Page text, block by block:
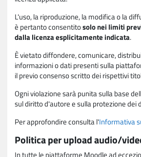
L'uso, la riproduzione, la modifica o la
è pertanto consentitosolo nei limiti
dalla licenza esplicitamente indicata.
È vietato diffondere, comunicare,
informazioni o dati presenti sulla
il previo consenso scritto dei rispettivi
Ogni violazione sarà punita sulla base
sul diritto d'autore e sulla protezione dei
Per approfondire consulta l'Informativa
Politica per upload audio/
In tutte le piattaforme Moodle ad